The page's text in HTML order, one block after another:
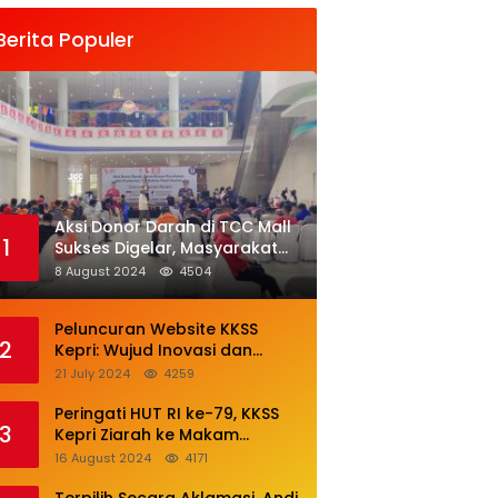
Khusus
Ketua BPW
Sumut
Antusias
Populer
1
Aksi Donor Darah di TCC Mall
Sukses Digelar, Masyarakat
Antusias Mendonor
8 August 2024 4504
2
Peluncuran Website KKSS
Kepri: Wujud Inovasi dan
Komitmen Pelayanan Terbaik
21 July 2024 4259
3
Peringati HUT RI ke-79, KKSS
Kepri Ziarah ke Makam
Leluhur
16 August 2024 4171